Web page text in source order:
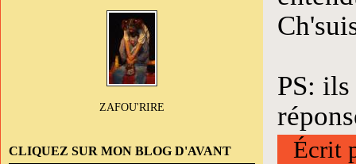
ZAFOU'RIRE
CLIQUEZ SUR MON BLOG D'AVANT
PS:
Écrit